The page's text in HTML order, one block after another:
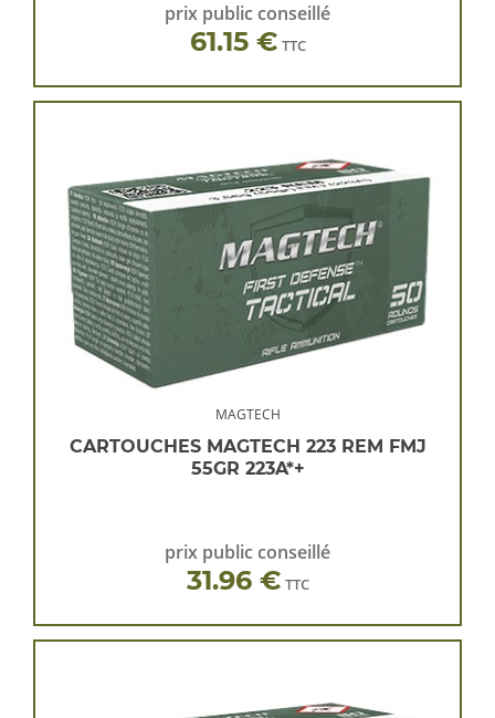
prix public conseillé
61.15 € TTC
MAGTECH
CARTOUCHES MAGTECH 223 REM FMJ
55GR 223A*+
prix public conseillé
31.96 € TTC